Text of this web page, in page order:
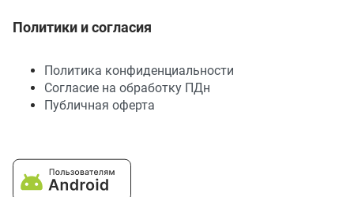
Политики и согласия
Политика конфиденциальности
Согласие на обработку ПДн
Публичная оферта